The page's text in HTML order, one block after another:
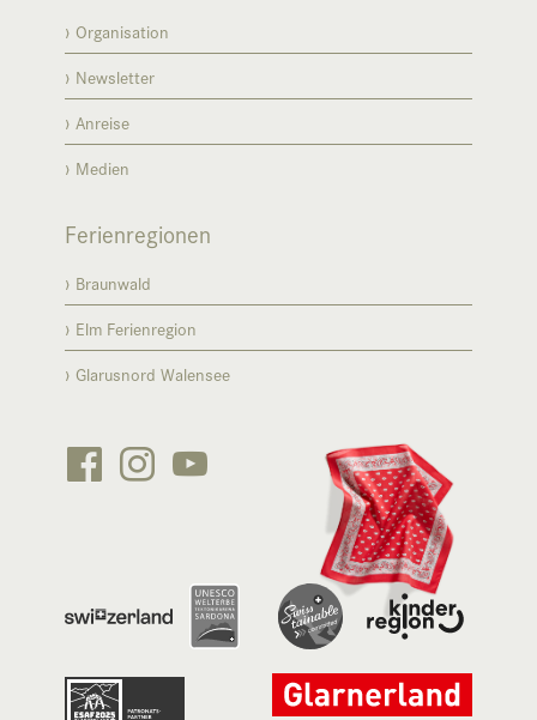
Organisation
Newsletter
Anreise
Medien
Ferienregionen
Braunwald
Elm Ferienregion
Glarusnord Walensee

 